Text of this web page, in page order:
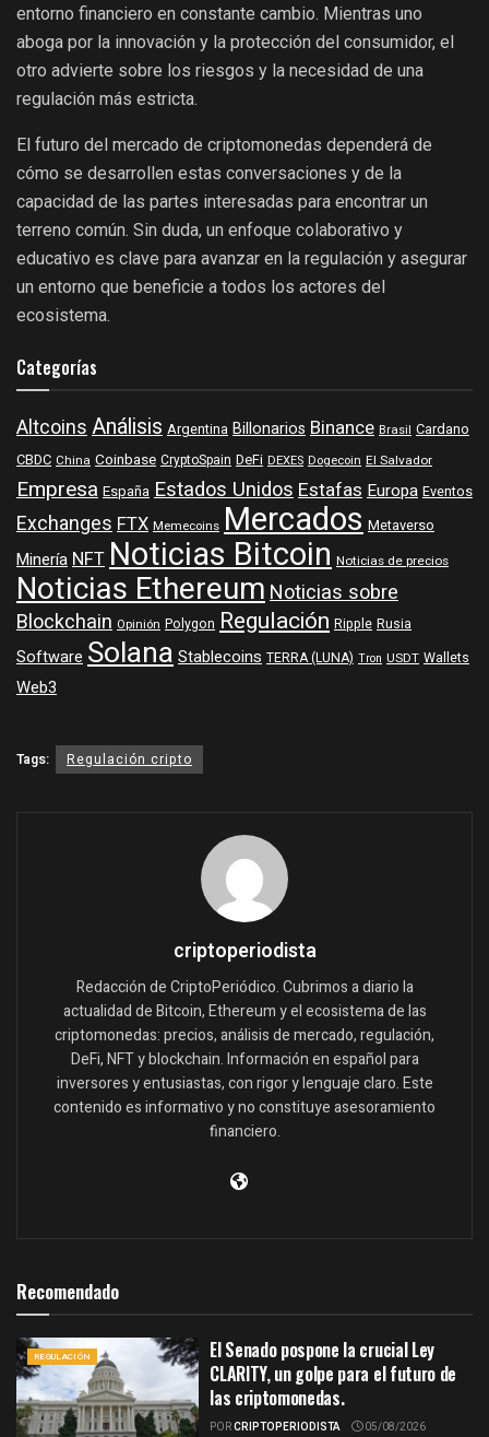
entorno financiero en constante cambio. Mientras uno
aboga por la innovación y la protección del consumidor, el
otro advierte sobre los riesgos y la necesidad de una
regulación más estricta.
El futuro del mercado de criptomonedas dependerá de
cómo se desarrollen estas conversaciones y de la
capacidad de las partes interesadas para encontrar un
terreno común. Sin duda, un enfoque colaborativo y
educativo es clave para avanzar en la regulación y asegurar
un entorno que beneficie a todos los actores del
ecosistema.
Categorías
AltcoinsAnálisis Argentina BillonariosBinance Brasil Cardano
CBDC China Coinbase CryptoSpain DeFi DEXES Dogecoin El Salvador
Empresa España Estados UnidosEstafasEuropa Eventos
ExchangesFTX Memecoins Mercados Metaverso
MineríaNFTNoticias Bitcoin Noticias de precios
Noticias EthereumNoticias sobre
Blockchain Opinión Polygon Regulación Ripple Rusia
SoftwareSolanaStablecoins TERRA (LUNA) Tron USDT Wallets
Web3
Tags: Regulación cripto
criptoperiodista
Redacción de CriptoPeriódico. Cubrimos a diario la
actualidad de Bitcoin, Ethereum y el ecosistema de las
criptomonedas: precios, análisis de mercado, regulación,
DeFi, NFT y blockchain. Información en español para
inversores y entusiastas, con rigor y lenguaje claro. Este
contenido es informativo y no constituye asesoramiento
financiero.
Recomendado
REGULACIÓN
El Senado pospone la crucial Ley
CLARITY, un golpe para el futuro de
las criptomonedas.
PORCRIPTOPERIODISTA 05/08/2026